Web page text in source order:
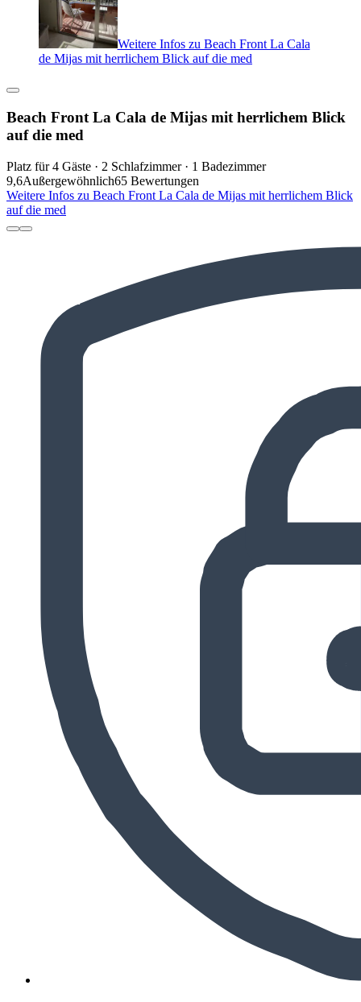
Weitere Infos zu Beach Front La Cala
de Mijas mit herrlichem Blick auf die med
Beach Front La Cala de Mijas mit herrlichem Blick
auf die med
Platz für 4 Gäste · 2 Schlafzimmer · 1 Badezimmer
9,6Außergewöhnlich65 Bewertungen
Weitere Infos zu Beach Front La Cala de Mijas mit herrlichem Blick
auf die med